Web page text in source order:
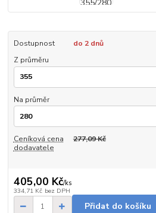
Dostupnost
do 2 dnů
Z průměru
Na průměr
Ceníková cena
dodavatele
277,09 Kč
405,00 Kč/ks
334,71 Kč bez DPH
Přidat do košíku